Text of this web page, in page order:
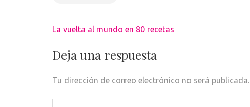
Navegación
entradas
La vuelta al mundo en 80 recetas
Deja una respuesta
Tu dirección de correo electrónico no será publicada.